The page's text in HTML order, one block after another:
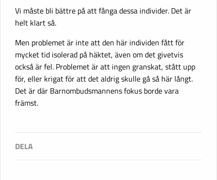
Vi måste bli bättre på att fånga dessa individer. Det är
helt klart så.
Men problemet är inte att den här individen fått för
mycket tid isolerad på häktet, även om det givetvis
också är fel. Problemet är att ingen granskat, stått upp
för, eller krigat för att det aldrig skulle gå så här långt.
Det är där Barnombudsmannens fokus borde vara
främst.